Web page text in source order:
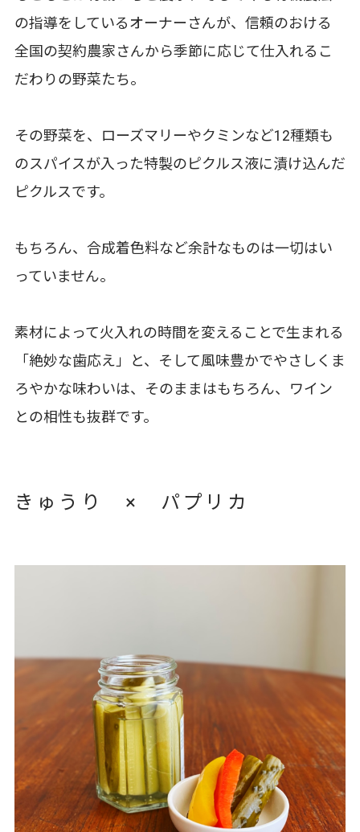
の指導をしているオーナーさんが、信頼のおける
全国の契約農家さんから季節に応じて仕入れるこ
だわりの野菜たち。
その野菜を、ローズマリーやクミンなど12種類も
のスパイスが入った特製のピクルス液に漬け込んだ
ピクルスです。
もちろん、合成着色料など余計なものは一切はい
っていません。
素材によって火入れの時間を変えることで生まれる
「絶妙な歯応え」と、そして風味豊かでやさしくま
ろやかな味わいは、そのままはもちろん、ワイン
との相性も抜群です。
きゅうり × パプリカ